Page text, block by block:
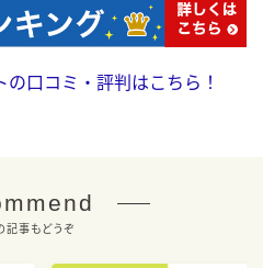
口コミ・評判はこちら！
記事もどうぞ